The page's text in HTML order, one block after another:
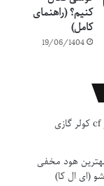
کنیم؟ (راهنمای
کامل)
19/06/1404
ارور cf کولر گازی
هود مخفی
(ای ال کا)